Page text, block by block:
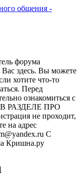
форума
здесь. Вы можете
хотите что-то
Перед
ознакомиться с
В РАЗДЕЛЕ ПРО
не проходит,
на адрес
С
Кришна.ру